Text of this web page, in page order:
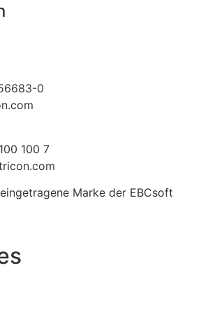
0
100 7
Marke der EBCsoft